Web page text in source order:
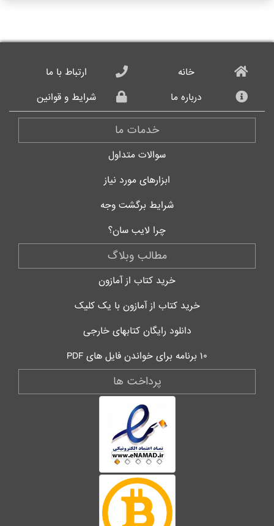
خانه
ارتباط با ما
درباره ما
شرایط و قوانین
خدمات ما
سوالات متداول
ابزارهای مورد نیاز
شرایط برگشت وجه
چرا لایب سان؟
مطالب وبلاگ
خرید کتاب از آمازون
خرید کتاب از آمازون با یک کلیک
دانلود رایگان کتابهای خارجی
۱۰ برنامه برای خواندن فایل های PDF
پرداخت ها